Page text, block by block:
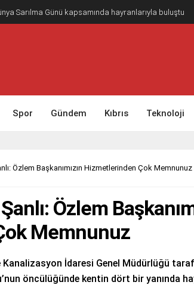
Sarılma Günü kapsamında hayranlarıyla buluştu
Spor Gündem Kıbrıs Teknoloji
Özlem Başkanımızın Hizmetlerinden Çok Memnunuz
Özlem
Memnunuz
Kanalizasyon İdaresi Genel Müdürlüğü
öncülüğünde kentin dört bir yanında